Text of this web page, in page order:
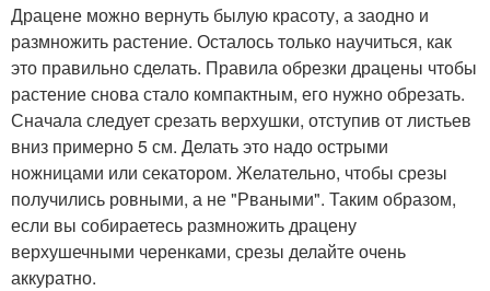
Драцене можно вернуть былую красоту, а заодно и
размножить растение. Осталось только научиться, как
это правильно сделать. Правила обрезки драцены чтобы
растение снова стало компактным, его нужно обрезать.
Сначала следует срезать верхушки, отступив от листьев
вниз примерно 5 см. Делать это надо острыми
ножницами или секатором. Желательно, чтобы срезы
получились ровными, а не "Рваными". Таким образом,
если вы собираетесь размножить драцену
верхушечными черенками, срезы делайте очень
аккуратно.